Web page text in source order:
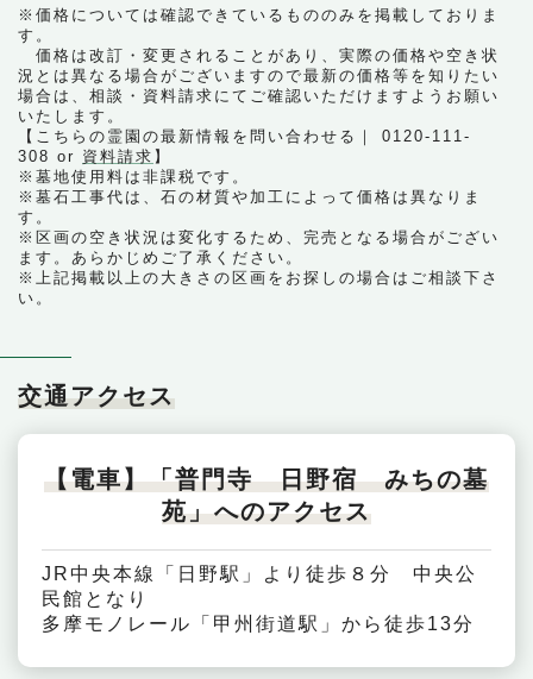
※価格については確認できているもののみを掲載しておりま
す。
価格は改訂・変更されることがあり、実際の価格や空き状
況とは異なる場合がございますので最新の価格等を知りたい
場合は、相談・資料請求にてご確認いただけますようお願い
いたします。
【こちらの霊園の最新情報を問い合わせる｜ 0120-111-
308 or 資料請求 】
※墓地使用料は非課税です。
※墓石工事代は、石の材質や加工によって価格は異なりま
す。
※区画の空き状況は変化するため、完売となる場合がござい
ます。あらかじめご了承ください。
※上記掲載以上の大きさの区画をお探しの場合はご相談下さ
い。
交通アクセス
【電車】「普門寺 日野宿 みちの墓
苑」へのアクセス
JR中央本線「日野駅」より徒歩８分 中央公
民館となり
多摩モノレール「甲州街道駅」から徒歩13分